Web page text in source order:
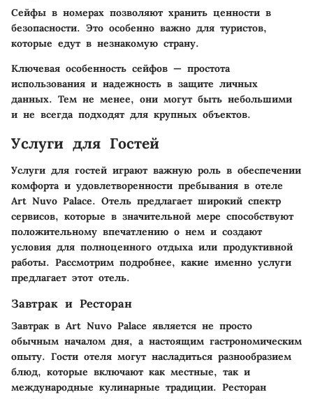
Сейфы в номерах позволяют хранить ценности в
безопасности. Это особенно важно для туристов,
которые едут в незнакомую страну.
Ключевая особенность сейфов — простота
использования и надежность в защите личных
данных. Тем не менее, они могут быть небольшими
и не всегда подходят для крупных объектов.
Услуги для Гостей
Услуги для гостей играют важную роль в обеспечении
комфорта и удовлетворенности пребывания в отеле
Art Nuvo Palace. Отель предлагает широкий спектр
сервисов, которые в значительной мере способствуют
положительному впечатлению о нем и создают
условия для полноценного отдыха или продуктивной
работы. Рассмотрим подробнее, какие именно услуги
предлагает этот отель.
Завтрак и Ресторан
Завтрак в Art Nuvo Palace является не просто
обычным началом дня, а настоящим гастрономическим
опыту. Гости отеля могут насладиться разнообразием
блюд, которые включают как местные, так и
международные кулинарные традиции. Ресторан